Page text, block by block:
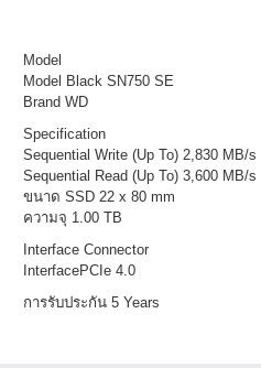
Model
Model Black SN750 SE
Brand WD
Specification
Sequential Write (Up To) 2,830 MB/s
Sequential Read (Up To) 3,600 MB/s
ขนาด SSD 22 x 80 mm
ความจุ 1.00 TB
Interface Connector
InterfacePCIe 4.0
การรับประกัน 5 Years